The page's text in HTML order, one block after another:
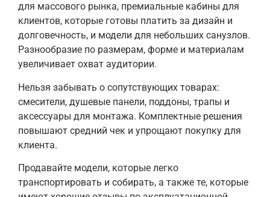
для массового рынка, премиальные кабины для
клиентов, которые готовы платить за дизайн и
долговечность, и модели для небольших санузлов.
Разнообразие по размерам, форме и материалам
увеличивает охват аудитории.
Нельзя забывать о сопутствующих товарах:
смесители, душевые панели, поддоны, трапы и
аксессуары для монтажа. Комплектные решения
повышают средний чек и упрощают покупку для
клиента.
Продавайте модели, которые легко
транспортировать и собирать, а также те, которые